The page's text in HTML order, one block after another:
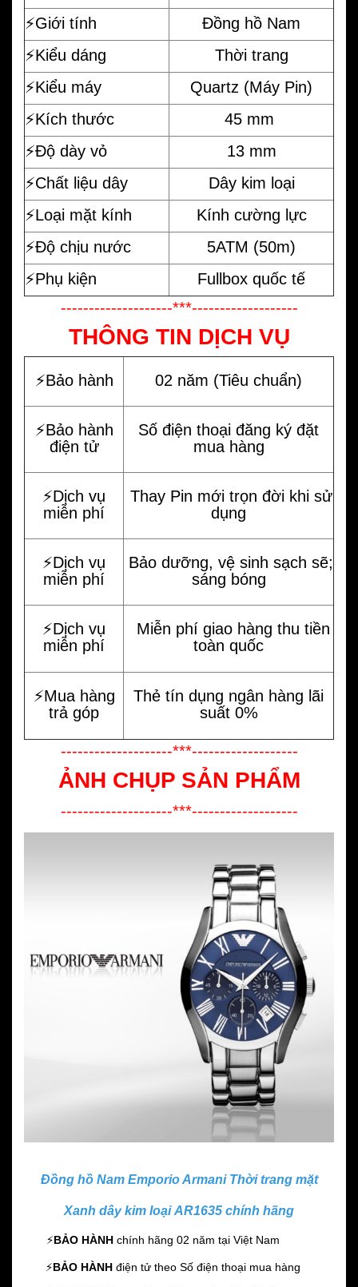
⚡️Giới tính
Đồng hồ Nam
⚡️Kiểu dáng
Thời trang
⚡️Kiểu máy
Quartz (Máy Pin)
⚡️Kích thước
45 mm
⚡️Độ dày vỏ
13 mm
⚡️Chất liệu dây
Dây kim loại
⚡️Loại mặt kính
Kính cường lực
⚡️Độ chịu nước
5ATM (50m)
⚡️Phụ kiện
Fullbox quốc tế
--------------------***-------------------
THÔNG TIN DỊCH VỤ
⚡️Bảo hành 02 năm (Tiêu chuẩn)
⚡️Bảo hành
điện tử
Số điện thoại đăng ký đặt
mua hàng
⚡️Dịch vụ
miễn phí
Thay Pin mới trọn đời khi sử
dụng
⚡️Dịch vụ
miễn phí
Bảo dưỡng, vệ sinh sạch sẽ;
sáng bóng
⚡️Dịch vụ
miễn phí
Miễn phí giao hàng thu tiền
toàn quốc
⚡️Mua hàng
trả góp
Thẻ tín dụng ngân hàng lãi
suất 0%
--------------------***-------------------
ẢNH CHỤP SẢN PHẨM
--------------------***-------------------
Đồng hồ Nam Emporio Armani Thời trang mặt
Xanh dây kim loại AR1635 chính hãng
⚡️BẢO HÀNH chính hãng 02 năm tại Việt Nam
⚡️BẢO HÀNH điện tử theo Số điện thoại mua hàng